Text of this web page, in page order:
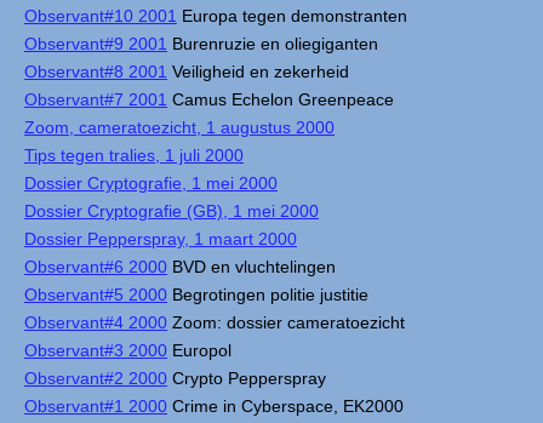
Observant#10 2001 Europa tegen demonstranten
Observant#9 2001 Burenruzie en oliegiganten
Observant#8 2001 Veiligheid en zekerheid
Observant#7 2001 Camus Echelon Greenpeace
Zoom, cameratoezicht, 1 augustus 2000
Tips tegen tralies, 1 juli 2000
Dossier Cryptografie, 1 mei 2000
Dossier Cryptografie (GB), 1 mei 2000
Dossier Pepperspray, 1 maart 2000
Observant#6 2000 BVD en vluchtelingen
Observant#5 2000 Begrotingen politie justitie
Observant#4 2000 Zoom: dossier cameratoezicht
Observant#3 2000 Europol
Observant#2 2000 Crypto Pepperspray
Observant#1 2000 Crime in Cyberspace, EK2000